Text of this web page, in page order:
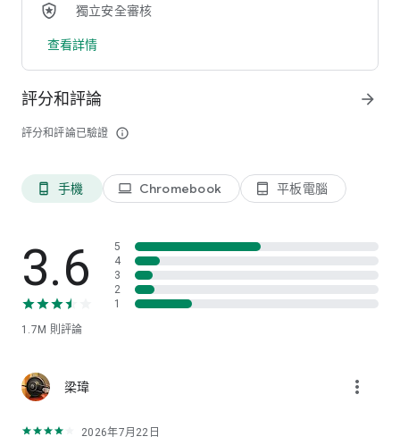
• 展開：增加畫布尺寸
• 魅力光暈：為相片加上細緻光暈，非常適合時尚或肖像相片
• 還有更多功能！
獨立安全審核
查看詳情
評分和評論
評分和評論已驗證 info_outline
arrow_forward
phone_android 手機 laptop Chromebook tablet_android 平板電腦
3.6
1.7M 則評論
5
4
3
2
1
梁瑋 more_vert
2026年7月22日